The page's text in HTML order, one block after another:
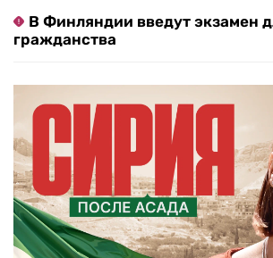
В Финляндии введут экзамен
гражданства